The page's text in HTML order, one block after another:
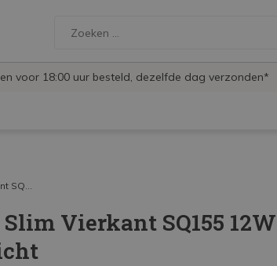
voor 18:00 uur besteld, dezelfde dag verzonden*
SQ...
Vierkant SQ155